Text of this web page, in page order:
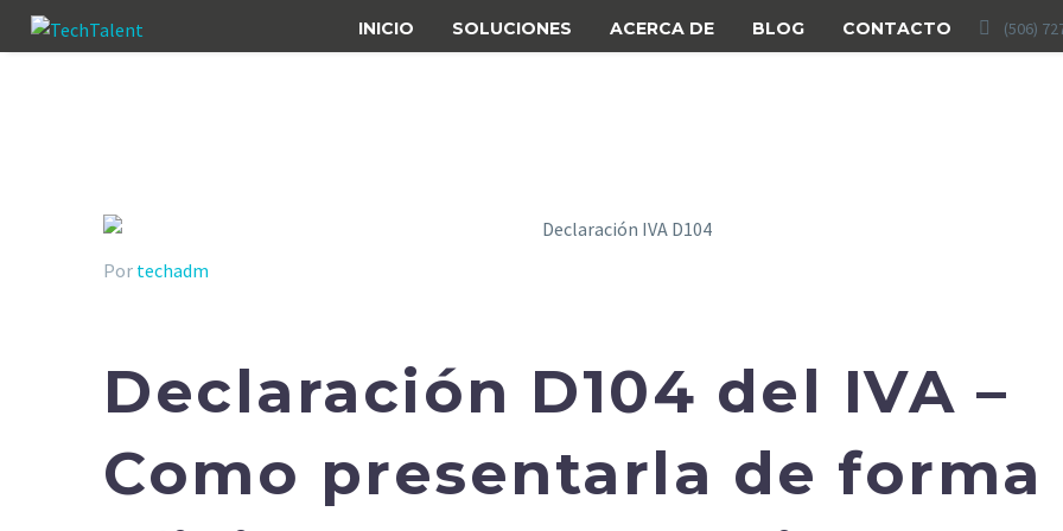
INICIO SOLUCIONES ACERCA DE BLOG CONTACTO 
 (506)
Por techadm
Declaración D104 del IVA –
Como presentarla de forma